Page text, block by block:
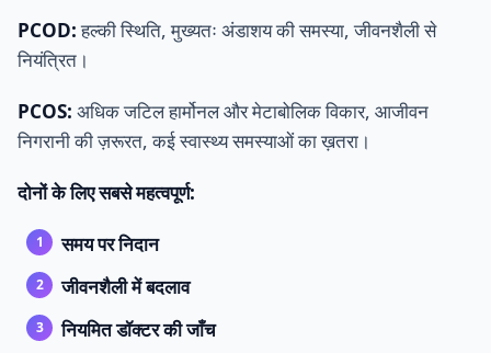
PCOD:हल्की स्थिति, मुख्यतः अंडाशय की समस्या, जीवनशैली से
नियंत्रित।
PCOS: अधिक जटिल हार्मोनल और मेटाबोलिक विकार, आजीवन
निगरानी की ज़रूरत, कई स्वास्थ्य समस्याओं का ख़तरा।
दोनों के लिए सबसे महत्वपूर्ण:
समय पर निदान
जीवनशैली में बदलाव
नियमित डॉक्टर की जाँच